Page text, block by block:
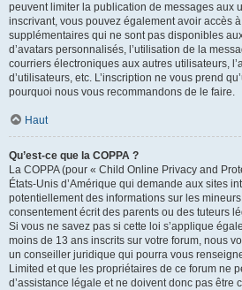
peuvent limiter la publication de messages aux
inscrivant, vous pouvez également avoir accès
supplémentaires qui ne sont pas disponibles
d’avatars personnalisés, l’utilisation de la
courriers électroniques aux autres utilisateurs,
d’utilisateurs, etc. L’inscription ne vous prend
pourquoi nous vous recommandons de le faire.
Haut
Qu’est-ce que la COPPA ?
La COPPA (pour « Child Online Privacy and
États-Unis d’Amérique qui demande aux sites
potentiellement des informations sur les
consentement écrit des parents ou des tuteurs
Si vous ne savez pas si cette loi s’applique
moins de 13 ans inscrits sur votre forum, nous
un conseiller juridique qui pourra vous
Limited et que les propriétaires de ce forum ne
d’assistance légale et ne doivent donc pas être